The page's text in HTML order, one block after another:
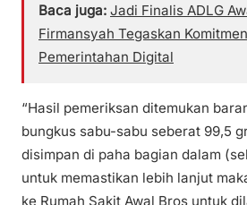
Baca juga: Jadi Finalis ADLG
Firmansyah Tegaskan
Pemerintahan Digital
“Hasil pemeriksan ditemukan
bungkus sabu-sabu seberat 99,5
disimpan di paha bagian dalam
untuk memastikan lebih lanjut
ke Rumah Sakit Awal Bros untuk